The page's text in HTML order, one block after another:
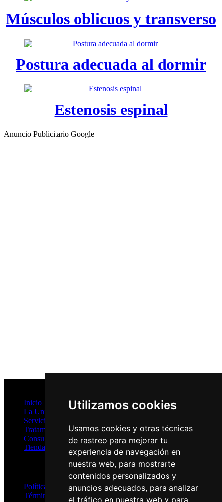
Utilizamos cookies
Usamos cookies y otras técnicas
de rastreo para mejorar tu
experiencia de navegación en
nuestra web, para mostrarte
contenidos personalizados y
anuncios adecuados, para analizar
el tráfico en nuestra web y para
Músculos oblicuos y transverso
Postura adecuada al dormir
Estenosis espinal
Anuncio Publicitario Google
Inicio
La Unidad
Servicios
Tratamientos
Consultas Online
Tienda
Política de Privacidad
Términos y Condiciones